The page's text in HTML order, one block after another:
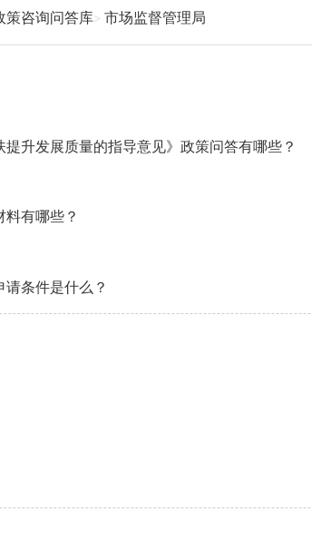
策咨询问答库 市场监督管理局
提升发展质量的指导意见》政策问答有哪些？
有哪些？
条件是什么？